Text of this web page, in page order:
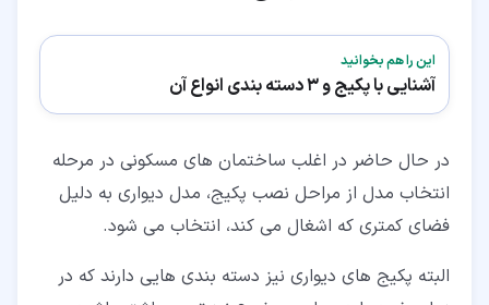
این را هم بخوانید
آشنایی با پکیج و 3 دسته بندی انواع آن
در حال حاضر در اغلب ساختمان های مسکونی در مرحله
انتخاب مدل از مراحل نصب پکیج، مدل دیواری به دلیل
فضای کمتری که اشغال می کند، انتخاب می شود.
البته پکیج های دیواری نیز دسته بندی هایی دارند که در